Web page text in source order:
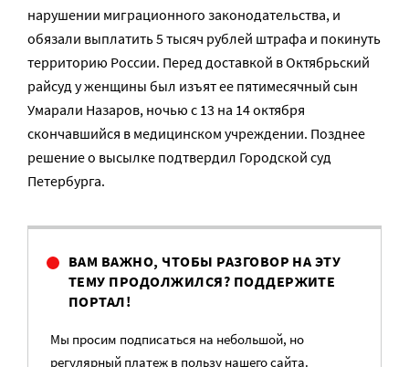
нарушении миграционного законодательства, и
обязали выплатить 5 тысяч рублей штрафа и покинуть
территорию России. Перед доставкой в Октябрьский
райсуд у женщины был изъят ее пятимесячный сын
Умарали Назаров, ночью с 13 на 14 октября
скончавшийся в медицинском учреждении. Позднее
решение о высылке подтвердил Городской суд
Петербурга.
ВАМ ВАЖНО, ЧТОБЫ РАЗГОВОР НА ЭТУ
ТЕМУ ПРОДОЛЖИЛСЯ? ПОДДЕРЖИТЕ
ПОРТАЛ!
Мы просим подписаться на небольшой, но
регулярный платеж в пользу нашего сайта.